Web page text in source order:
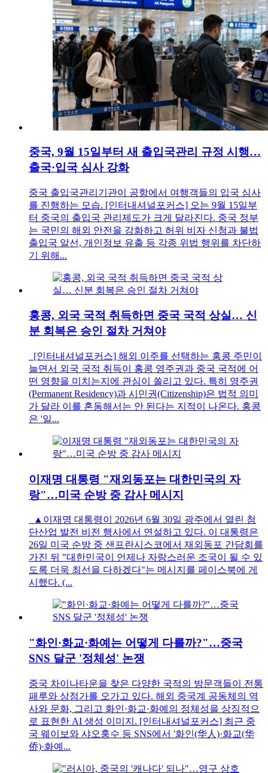
중국, 9월 15일부터 새 출입국관리 규정 시행…
출국·입국 심사 강화
중국 출입국관리기관이 공항에서 여행객들의 입국 심사
를 진행하는 모습. [인터내셔널포커스] 오는 9월 15일부
터 중국의 출입국 관리제도가 크게 달라진다. 중국 정부
는 국민의 해외 안전을 강화하고 허위 비자 신청과 불법
출입국 알선, 개인정보 유출 등 각종 위법 행위를 차단하
기 위해...
홍콩, 외국 국적 취득하면 중국 국적 상실… 신
분 회복은 승인 절차 거쳐야
[인터내셔널포커스] 해외 이주를 선택하는 홍콩 주민이
늘면서 외국 국적 취득이 홍콩 영주권과 중국 국적에 어
떤 영향을 미치는지에 관심이 쏠리고 있다. 특히 영주권
(Permanent Residency)과 시민권(Citizenship)은 법적 의미
가 달라 이를 혼동해서는 안 된다는 지적이 나온다. 홍콩
은 '일...
이재명 대통령 "재외동포는 대한민국의 자
랑"…미국 순방 중 감사 메시지
▲이재명 대통령이 2026년 6월 30일 광주에서 열린 첨
단산업 발전 비전 행사에서 연설하고 있다. 이 대통령은
26일 미국 순방 중 샌프란시스코에서 재외동포 간담회를
가진 뒤 "대한민국이 언제나 자랑스러운 조국이 될 수 있
도록 더욱 최선을 다하겠다"는 메시지를 페이스북에 게
시했다. (...
"화인·화교·화예는 어떻게 다를까?"…중국
SNS 달군 '정체성' 논쟁
중국 차이나타운을 찾은 다양한 국적의 방문객들이 전통
패루와 상점가를 오가고 있다. 해외 중국계 공동체의 역
사와 문화, 그리고 화인·화교·화예의 정체성을 상징적으
로 표현한 AI 생성 이미지. [인터내셔널포커스] 최근 중
국 웨이보와 샤오훙수 등 SNS에서 '화인(华人)·화교(华
侨)·화예...